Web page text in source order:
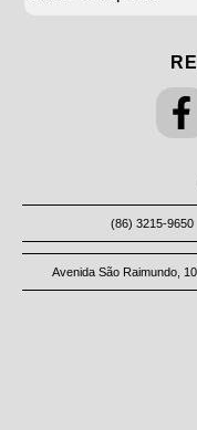
(86) 3215-9650
Avenida São Raimundo,